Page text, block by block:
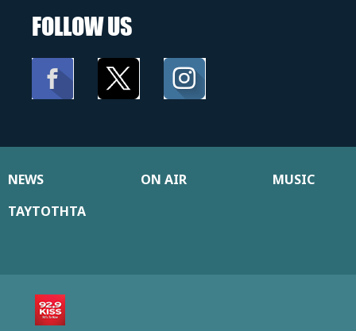
FOLLOW US
NEWS ON AIR
MUSIC
ΤΑΥΤΟΤΗΤΑ